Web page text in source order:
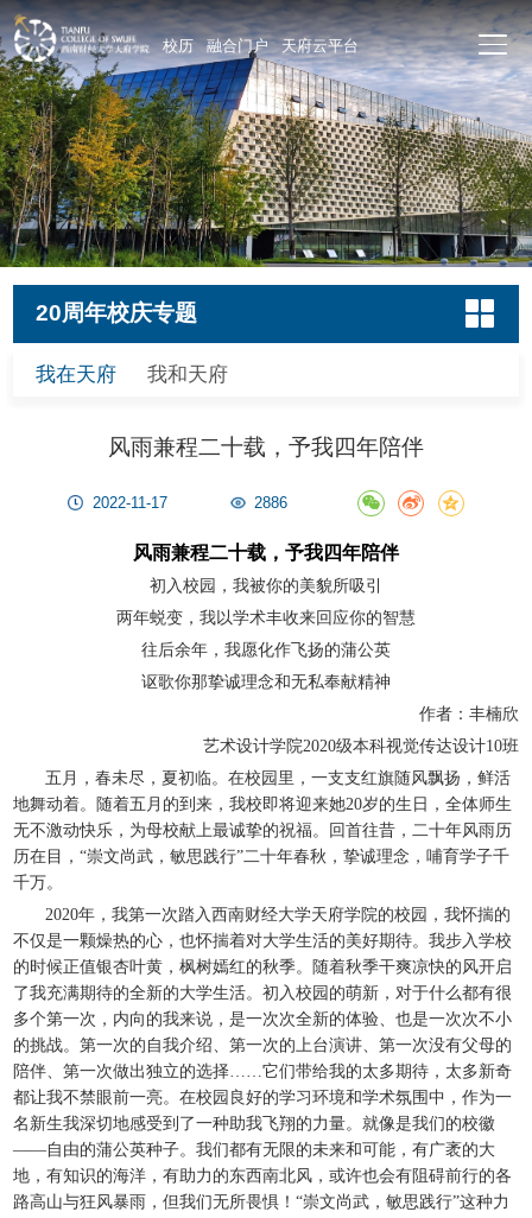
校历 融合门户 天府云平台
20周年校庆专题
我在天府 我和天府
风雨兼程二十载，予我四年陪伴
2022-11-17 2886
风雨兼程二十载，予我四年陪伴
初入校园，我被你的美貌所吸引
两年蜕变，我以学术丰收来回应你的智慧
往后余年，我愿化作飞扬的蒲公英
讴歌你那挚诚理念和无私奉献精神
作者：丰楠欣
艺术设计学院2020级本科视觉传达设计10班
五月，春未尽，夏初临。在校园里，一支支红旗随风飘扬，鲜活
地舞动着。随着五月的到来，我校即将迎来她20岁的生日，全体师生
无不激动快乐，为母校献上最诚挚的祝福。回首往昔，二十年风雨历
历在目，“崇文尚武，敏思践行”二十年春秋，挚诚理念，哺育学子千
千万。
2020年，我第一次踏入西南财经大学天府学院的校园，我怀揣的
不仅是一颗燥热的心，也怀揣着对大学生活的美好期待。我步入学校
的时候正值银杏叶黄，枫树嫣红的秋季。随着秋季干爽凉快的风开启
了我充满期待的全新的大学生活。初入校园的萌新，对于什么都有很
多个第一次，内向的我来说，是一次次全新的体验、也是一次次不小
的挑战。第一次的自我介绍、第一次的上台演讲、第一次没有父母的
陪伴、第一次做出独立的选择……它们带给我的太多期待，太多新奇
都让我不禁眼前一亮。在校园良好的学习环境和学术氛围中，作为一
名新生我深切地感受到了一种助我飞翔的力量。就像是我们的校徽
——自由的蒲公英种子。我们都有无限的未来和可能，有广袤的大
地，有知识的海洋，有助力的东西南北风，或许也会有阻碍前行的各
路高山与狂风暴雨，但我们无所畏惧！“崇文尚武，敏思践行”这种力